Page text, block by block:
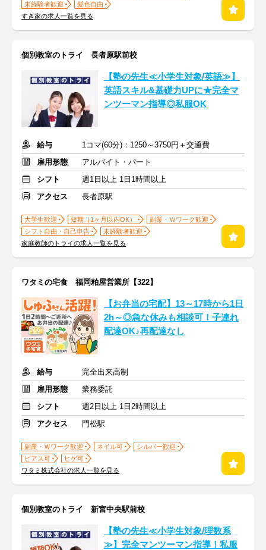
未経験者歓迎
髪色自由
すき家の求人一覧を見る
個別教室のトライ 長者原駅前校
【塾の先生≪小学生対象/英語≫】
英語スキル&基礎力UPに★完全マ
ンツーマン指導◎私服OK
給与
1コマ(60分)：1250～3750円＋交通費
雇用形態
アルバイト・パート
シフト
週1日以上 1日1時間以上
アクセス
長者原駅
大学生歓迎 短期（1ヶ月以内OK）
副業・Ｗワーク歓迎
シフト自由・自己申告
未経験者歓迎
家庭教師のトライの求人一覧を見る
ワタミの宅食 福岡粕屋営業所【322】
【お弁当の宅配】13～17時から1日
2h～◎急な休みも相談可！子連れ
配達OK♪再配達なし
給与
完全出来高制
雇用形態
業務委託
シフト
週2日以上 1日2時間以上
アクセス
門松駅
副業・Ｗワーク歓迎 ネイル可
シルバー歓迎
ピアス可
ヒゲ可
ワタミ株式会社の求人一覧を見る
個別教室のトライ 新宮中央駅前校
【塾の先生≪小学生対象/理数系
≫】完全マンツーマン指導！私服